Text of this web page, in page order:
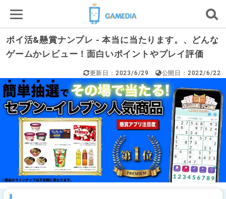
ポイ活&懸賞ナンプレ - 本当に当たります。、どんな
ゲームかレビュー！面白いポイントやプレイ評価
更新日：2023/6/29 公開日：2022/6/22